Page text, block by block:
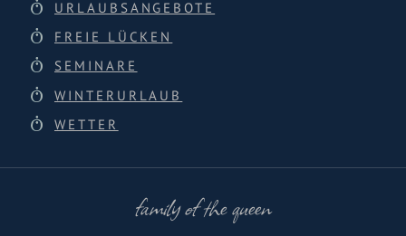
URLAUBSANGEBOTE
FREIE LÜCKEN
SEMINARE
WINTERURLAUB
WETTER
family of the queen